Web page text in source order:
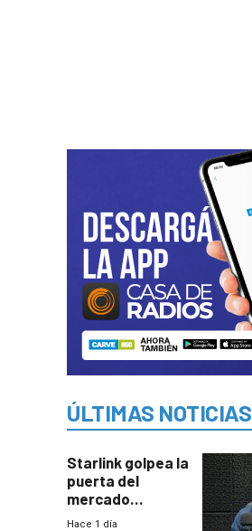
ÚLTIMAS NOTICIAS
Starlink golpea la
puerta del
mercado
uruguayo y Antel
Hace 1 día